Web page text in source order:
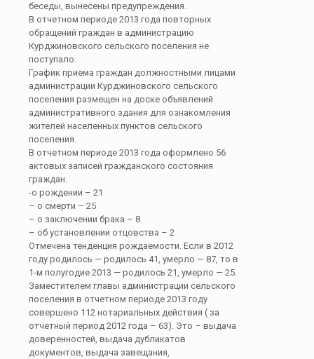
беседы, вынесены предупреждения.
В отчетном периоде 2013 года повторных
обращений граждан в администрацию
Курджиновского сельского поселения не
поступало.
График приема граждан должностными лицами
администрации Курджиновского сельского
поселения размещен на доске объявлений
административного здания для ознакомления
жителей населенных пунктов сельского
поселения.
В отчетном периоде 2013 года оформлено 56
актовых записей гражданского состояния
граждан.
-о рождении – 21
– о смерти – 25
– о заключении брака – 8
– об установлении отцовства – 2
Отмечена тенденция рождаемости. Если в 2012
году родилось — родилось 41, умерло — 87, то в
1-м полугодие 2013 — родилось 21, умерло — 25.
Заместителем главы администрации сельского
поселения в отчетном периоде 2013 году
совершено 112 нотариальных действия ( за
отчетный период 2012 года – 63). Это – выдача
доверенностей, выдача дубликатов
документов, выдача завещания,